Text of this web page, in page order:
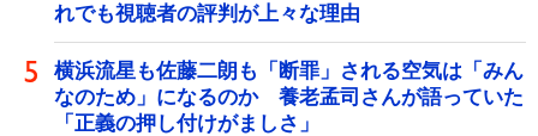
れでも視聴者の評判が上々な理由
横浜流星も佐藤二朗も「断罪」される空気は「みん
なのため」になるのか 養老孟司さんが語っていた
「正義の押し付けがましさ」